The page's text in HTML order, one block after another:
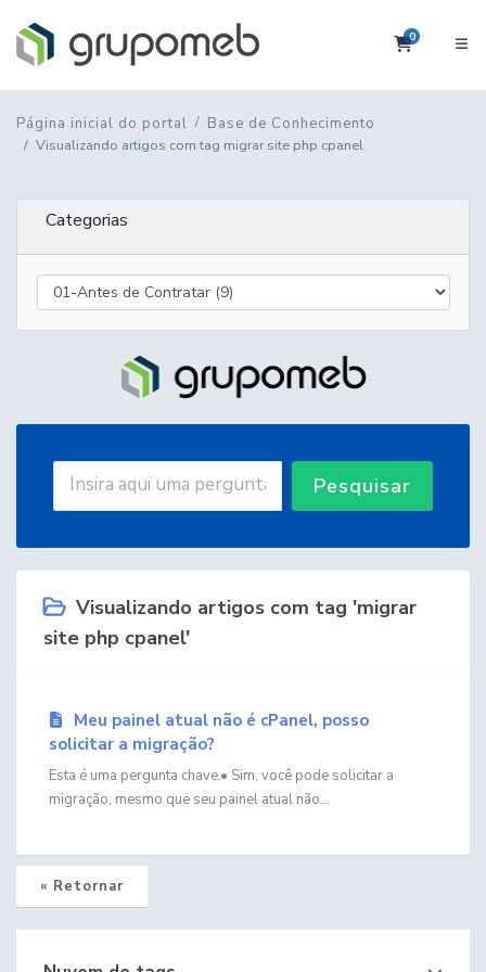
0Carrinho
Página inicial do portal Base de Conhecimento
Visualizando artigos com tag migrar site php cpanel
Categorias
Pesquisar
Visualizando artigos com tag 'migrar
site php cpanel'
Meu painel atual não é cPanel, posso
solicitar a migração?
Esta é uma pergunta chave.• Sim, você pode solicitar a
migração, mesmo que seu painel atual não...
« Retornar